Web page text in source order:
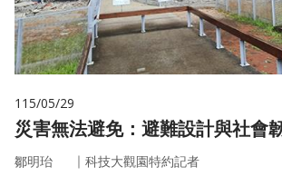
115/05/29
災害無法避免：避難設計與社會
鄒明珆 ｜ 科技大觀園特約記者